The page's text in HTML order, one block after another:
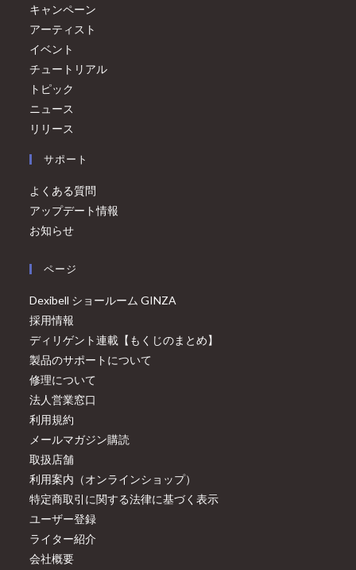
キャンペーン
アーティスト
イベント
チュートリアル
トピック
ニュース
リリース
サポート
よくある質問
アップデート情報
お知らせ
ページ
Dexibell ショールーム GINZA
採用情報
ディリゲント連載【もくじのまとめ】
製品のサポートについて
修理について
法人営業窓口
利用規約
メールマガジン購読
取扱店舗
利用案内（オンラインショップ）
特定商取引に関する法律に基づく表示
ユーザー登録
ライター紹介
会社概要